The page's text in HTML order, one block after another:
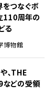
をつなぐボ
110周年の
る
博物館
、THE
どの受領